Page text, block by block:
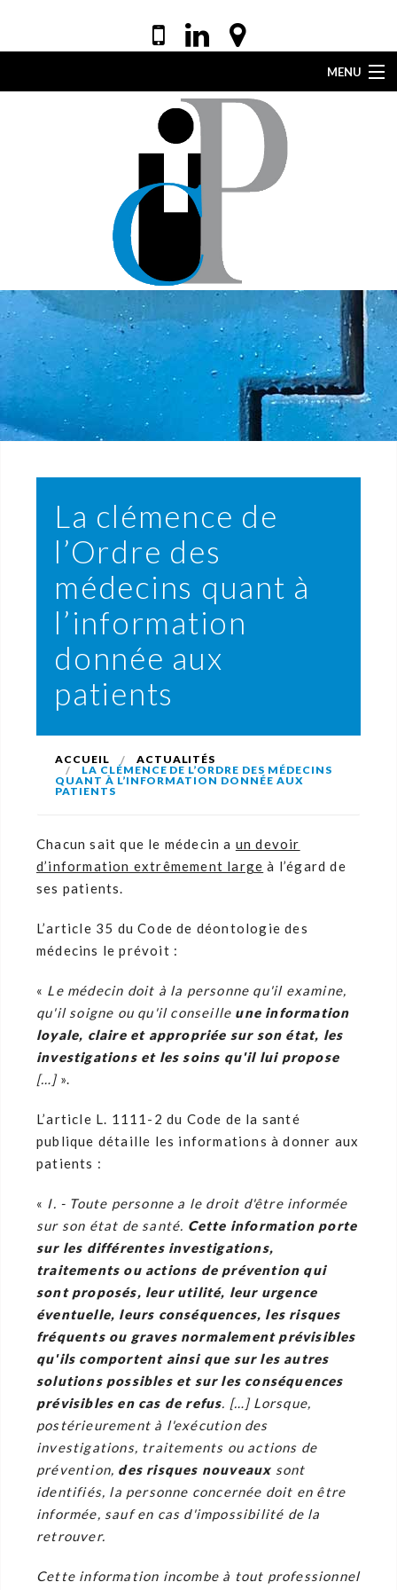
MENU
DROIT DE LA SANTÉ
La clémence de
l’Ordre des
médecins quant à
l’information
donnée aux
patients
ACCUEIL
ACTUALITÉS
LA CLÉMENCE DE L’ORDRE DES MÉDECINS
QUANT À L’INFORMATION DONNÉE AUX
PATIENTS
Chacun sait que le médecin a un devoir
d’information extrêmement large à l’égard de
ses patients.
L’article 35 du Code de déontologie des
médecins le prévoit :
« Le médecin doit à la personne qu'il examine,
qu'il soigne ou qu'il conseille une information
loyale, claire et appropriée sur son état, les
investigations et les soins qu'il lui propose
[…]».
L’article L. 1111-2 du Code de la santé
publique détaille les informations à donner aux
patients :
« I. - Toute personne a le droit d'être informée
sur son état de santé. Cette information porte
sur les différentes investigations,
traitements ou actions de prévention qui
sont proposés, leur utilité, leur urgence
éventuelle, leurs conséquences, les risques
fréquents ou graves normalement prévisibles
qu'ils comportent ainsi que sur les autres
solutions possibles et sur les conséquences
prévisibles en cas de refus. […] Lorsque,
postérieurement à l'exécution des
investigations, traitements ou actions de
prévention, des risques nouveaux sont
identifiés, la personne concernée doit en être
informée, sauf en cas d'impossibilité de la
retrouver.
Cette information incombe à tout professionnel